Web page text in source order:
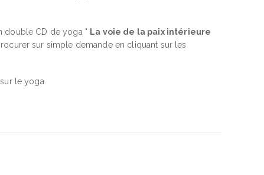
double CD de yoga " La voie de la paix intérieure
sur simple demande en cliquant sur les
le yoga.